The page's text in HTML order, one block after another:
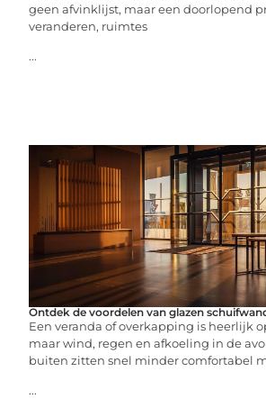
geen afvinklijst, maar een doorlopend
veranderen, ruimtes
...
Ontdek de voordelen van glazen
Een veranda of overkapping is heerlijk
maar wind, regen en afkoeling in de
buiten zitten snel minder comfortabel
...